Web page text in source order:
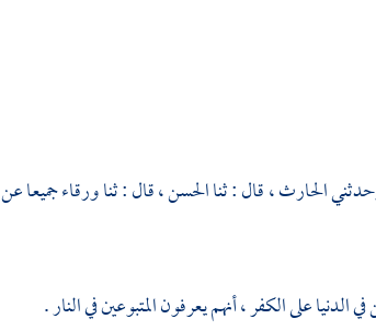
الحارث ،قال : ثناالحسن ،قال : ثناورقاءجميعا عن
على الكفر ، أنهم يعرفون المتبوعين في النار .